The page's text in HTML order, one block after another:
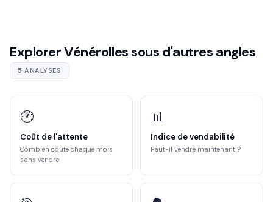
Explorer Vénérolles sous d'autres angles
5 ANALYSES
🕐
Coût de l'attente
Combien coûte chaque mois
sans vendre
📊
Indice de vendabilité
Faut-il vendre maintenant ?